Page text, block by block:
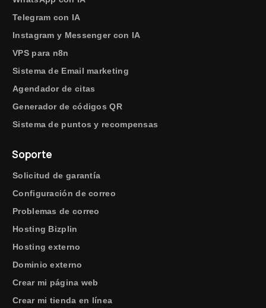
Telegram con IA
Instagram y Messenger con IA
VPS para n8n
Sistema de Email marketing
Agendador de citas
Generador de códigos QR
Sistema de puntos y recompensas
Soporte
Solicitud de garantía
Configuración de correo
Problemas de correo
Hosting Bizplin
Hosting externo
Dominio externo
Crear mi página web
Crear mi tienda en línea